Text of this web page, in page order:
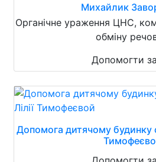
Михайлик
Органічне ураження ЦНС,
обміну
Допомогти
Допомога дитячому будинку